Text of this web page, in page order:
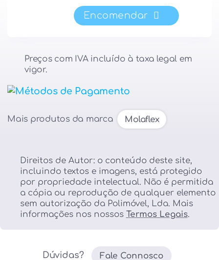
Colchão
MOLAFLEX
Airvex
Encomendar
Preços com IVA incluído à taxa legal em
vigor.
Mais produtos da marca Molaflex
Direitos de Autor: o conteúdo deste site,
incluindo textos e imagens, está protegido
por propriedade intelectual. Não é permitida
a cópia ou reprodução de qualquer elemento
sem autorização da Polimóvel, Lda. Mais
informações nos nossos Termos Legais.
Dúvidas? Fale Connosco